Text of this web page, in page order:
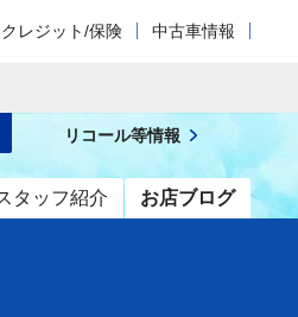
クレジット/保険 中古車情報
タッフ紹介 お店ブログ
リコール等情報